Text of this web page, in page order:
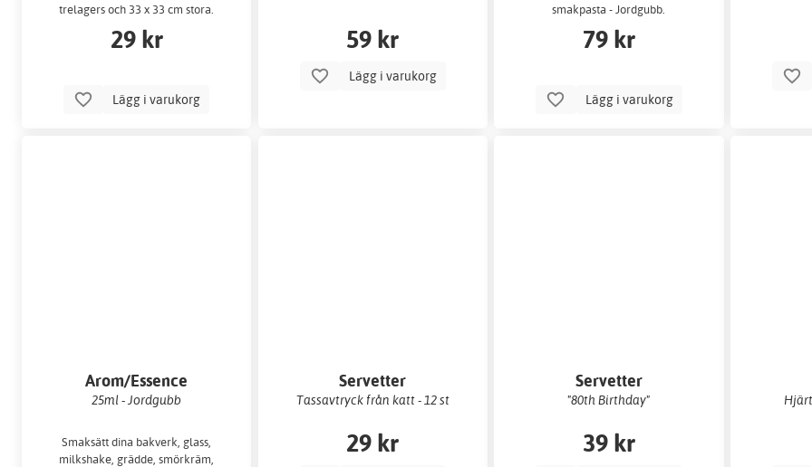
trelagers och 33 x 33 cm stora.
29 kr
Lägg i varukorg
59 kr
Lägg i varukorg
smakpasta - Jordgubb.
79 kr
Lägg i varukorg
Arom/Essence
25ml - Jordgubb
Smaksätt dina bakverk, glass,
milkshake, grädde, smörkräm,
Servetter
Tassavtryck från katt - 12 st
29 kr
Servetter
"80th Birthday"
39 kr